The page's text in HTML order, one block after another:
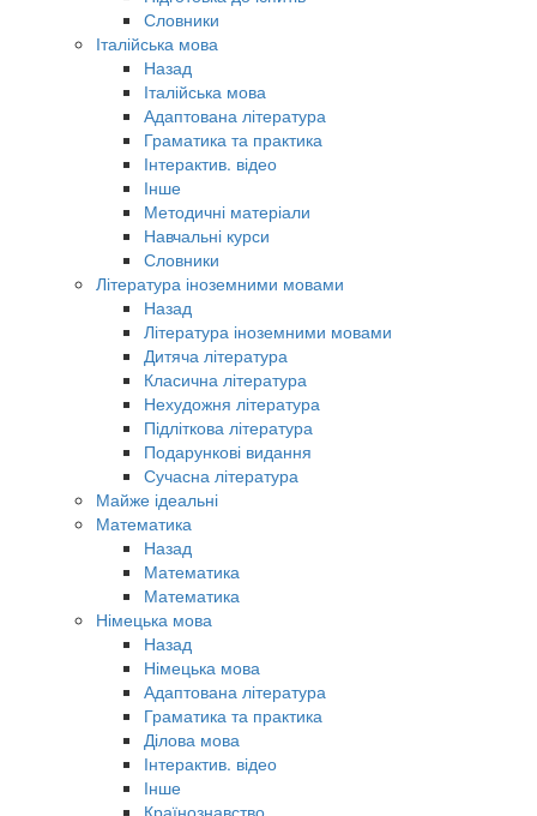
Словники
Італійська мова
Назад
Італійська мова
Адаптована література
Граматика та практика
Інтерактив. відео
Інше
Методичні матеріали
Навчальні курси
Словники
Література іноземними мовами
Назад
Література іноземними мовами
Дитяча література
Класична література
Нехудожня література
Підліткова література
Подарункові видання
Сучасна література
Майже ідеальні
Математика
Назад
Математика
Математика
Німецька мова
Назад
Німецька мова
Адаптована література
Граматика та практика
Ділова мова
Інтерактив. відео
Інше
Країнознавство